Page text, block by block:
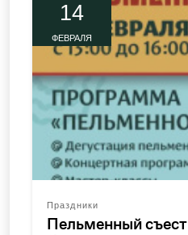
14
ФЕВРАЛЯ
Праздники
Пельменный съест